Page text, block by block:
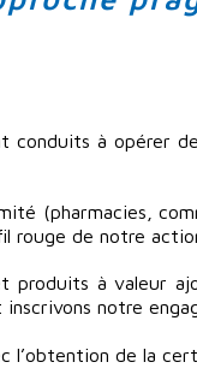
à opérer
(pharmacies,
rouge de notre
produits à valeur
notre
de la